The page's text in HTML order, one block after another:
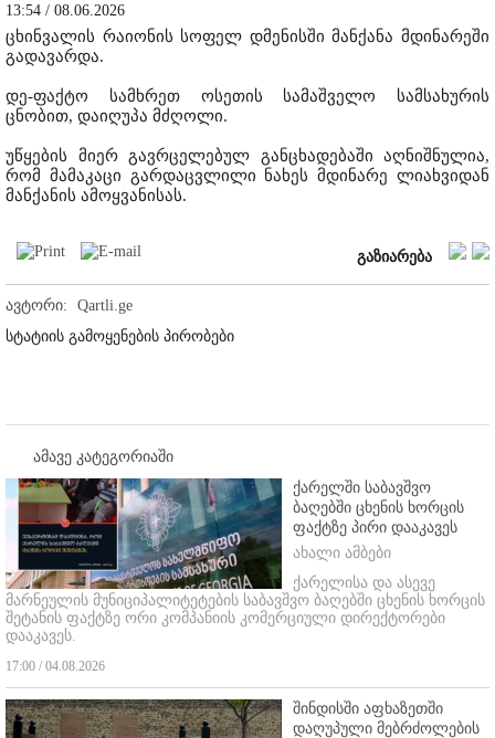
13:54 / 08.06.2026
ცხინვალის რაიონის სოფელ დმენისში მანქანა მდინარეში
გადავარდა.
დე-ფაქტო სამხრეთ ოსეთის სამაშველო სამსახურის
ცნობით, დაიღუპა მძღოლი.
უწყების მიერ გავრცელებულ განცხადებაში აღნიშნულია,
რომ მამაკაცი გარდაცვლილი ნახეს მდინარე ლიახვიდან
მანქანის ამოყვანისას.
გაზიარება
ავტორი:
Qartli.ge
სტატიის გამოყენების პირობები
ამავე კატეგორიაში
ქარელში საბავშვო
ბაღებში ცხენის ხორცის
ფაქტზე პირი დააკავეს
ახალი ამბები
ქარელისა და ასევე
მარნეულის მუნიციპალიტეტების საბავშვო ბაღებში ცხენის ხორცის
შეტანის ფაქტზე ორი კომპანიის კომერციული დირექტორები
დააკავეს.
17:00 / 04.08.2026
შინდისში აფხაზეთში
დაღუპული მებრძოლების